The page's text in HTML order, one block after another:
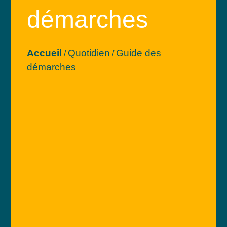
démarches
Accueil / Quotidien / Guide des
démarches